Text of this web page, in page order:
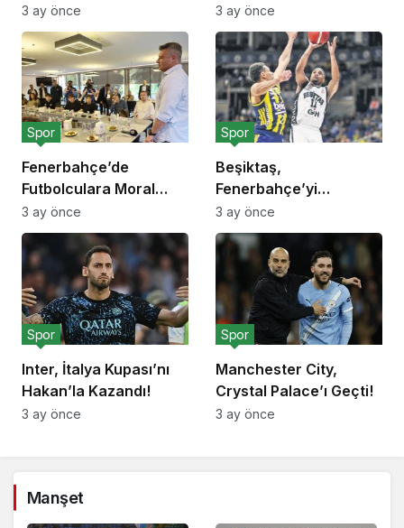
Transfer Yasağı!
3 ay önce 3 ay önce
Fenerbahçe’de
Futbolculara Moral
Yemeği!
Spor
3 ay önce
Beşiktaş,
Fenerbahçe’yi
Deplasmanda Yendi!
Spor
3 ay önce
Inter, İtalya Kupası’nı
Hakan’la Kazandı!
Spor
3 ay önce
Manchester City,
Crystal Palace’ı Geçti!
Spor
3 ay önce
Manşet